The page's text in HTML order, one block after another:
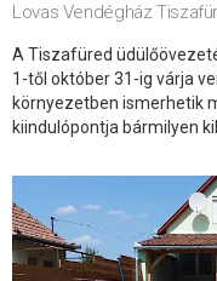
Lovas Vendégház
A Tiszafüred
1-től október 31-ig várja
környezetben ismerhetik
kiindulópontja bármilyen